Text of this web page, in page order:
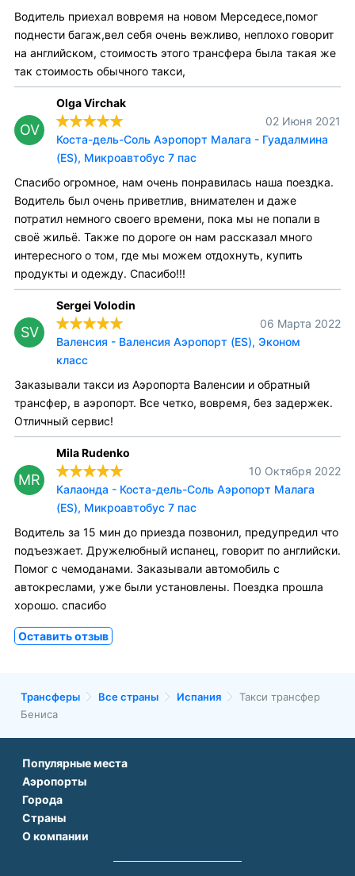
Водитель приехал вовремя на новом Мерседесе,помог
поднести багаж,вел себя очень вежливо, неплохо говорит
на английском, стоимость этого трансфера была такая же
так стоимость обычного такси,
OV
Olga Virchak
02 Июня 2021
Коста-дель-Соль Аэропорт Малага - Гуадалмина
(ES), Микроавтобус 7 пас
Спасибо огромное, нам очень понравилась наша поездка.
Водитель был очень приветлив, внимателен и даже
потратил немного своего времени, пока мы не попали в
своё жильё. Также по дороге он нам рассказал много
интересного о том, где мы можем отдохнуть, купить
продукты и одежду. Спасибо!!!
SV
Sergei Volodin
06 Марта 2022
Валенсия - Валенсия Аэропорт (ES), Эконом
класс
Заказывали такси из Аэропорта Валенсии и обратный
трансфер, в аэропорт. Все четко, вовремя, без задержек.
Отличный сервис!
MR
Mila Rudenko
10 Октября 2022
Калаонда - Коста-дель-Соль Аэропорт Малага
(ES), Микроавтобус 7 пас
Водитель за 15 мин до приезда позвонил, предупредил что
подъезжает. Дружелюбный испанец, говорит по английски.
Помог с чемоданами. Заказывали автомобиль с
автокреслами, уже были установлены. Поездка прошла
хорошо. спасибо
Оставить отзыв
Трансферы Все страны Испания
Такси трансфер
Бениса
Популярные места
Аэропорт Подгорицы
Аэропорт Белграда
Аэропорт Дубая
Аэропорты
Аэропорт Антальи
Аэропорт Тбилиси
Города
Трансфер в Париже
Трансфер в Дубае
Трансфер в Риме
Страны
Трансфер во Франции
Трансфер в Турции
О компании